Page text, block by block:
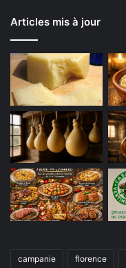
Articles mis à jour
campanie florence